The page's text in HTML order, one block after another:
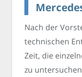
Nach der
technischen
Zeit, die
zu